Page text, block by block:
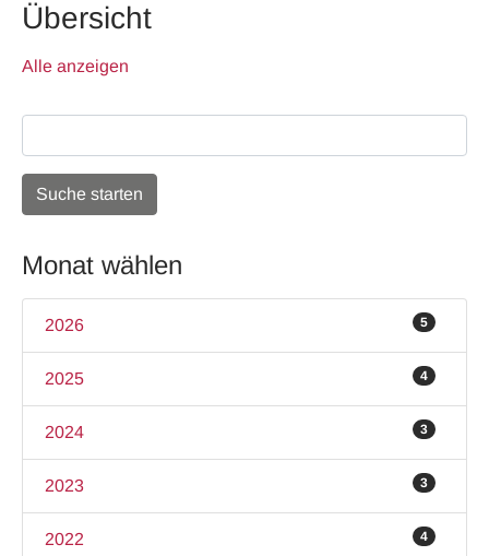
Übersicht
Alle anzeigen
Monat wählen
2026 5
2025 4
2024 3
2023 3
2022 4